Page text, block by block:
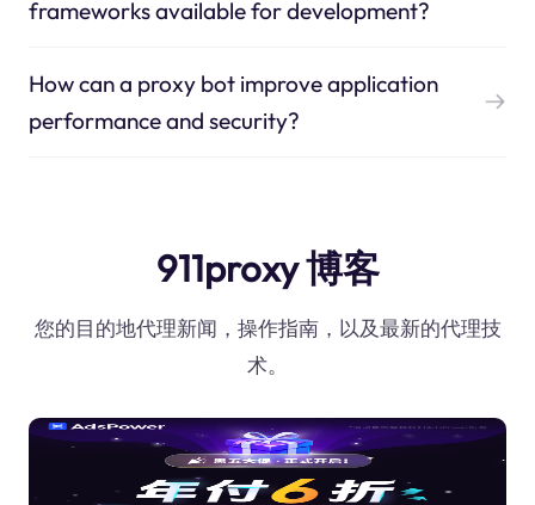
frameworks available for development?
How can a proxy bot improve application
performance and security?
911proxy 博客
您的目的地代理新闻，操作指南，以及最新的代理技
术。